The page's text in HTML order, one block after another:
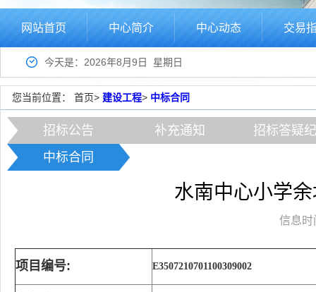
网站首页 中心简介 中心动态 交易
今天是：2026年8月9日 星期日
您当前位置： 首页> 建设工程> 中标合同
招标公告 补充通知
招标答疑
中标合同
水南中心小学
信息时
项目编号: E3507210701100309002